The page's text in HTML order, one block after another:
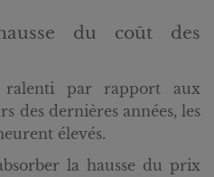
du coût des
par rapport aux
des dernières années, les
élevés.
la hausse du prix